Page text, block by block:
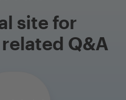
site for
Q&A